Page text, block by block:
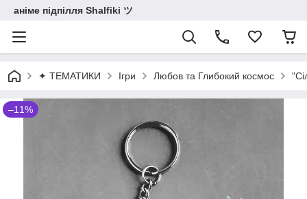
аніме підпілля Shalfiki ツ
✦ ТЕМАТИКИ Ігри Любов та Глибокий космос
–11%